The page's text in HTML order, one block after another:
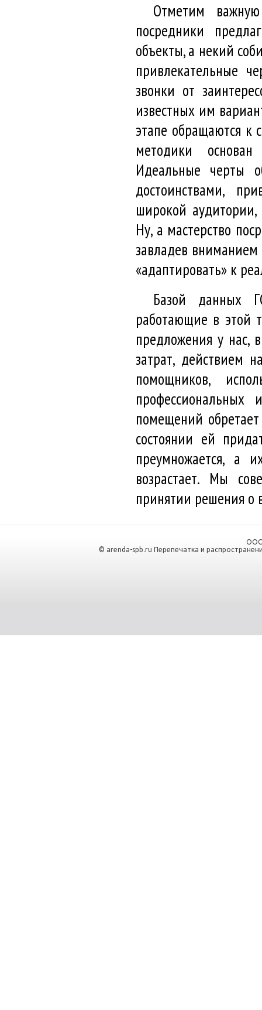
Отметим
посредники
объекты, а некий
привлекательные
звонки от
известных им
этапе обращаются к
методики
Идеальные черты
достоинствами,
широкой
Ну, а мастерство
завладев вниманием
«адаптировать» к
Базой данных
работающие в этой
предложения у нас,
затрат, действием
помощников,
помещений
состоянии ей
преумножается, а
возрастает. Мы
принятии решения о
ООО
© arenda-spb.ru Перепечатка и